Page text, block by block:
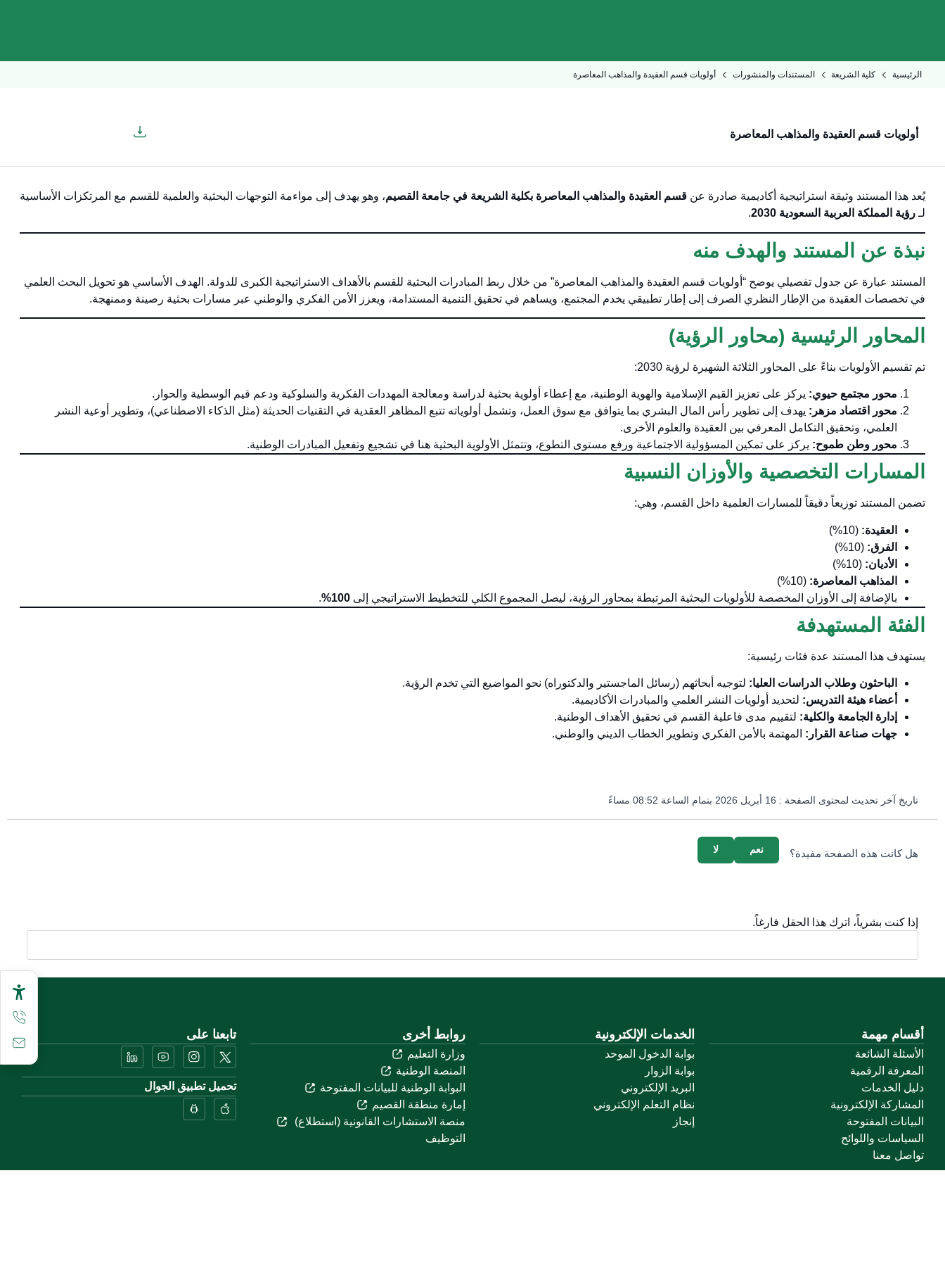
الرئيسية كلية الشريعة المستندات والمنشورات أولويات قسم العقيدة والمذاهب المعاصرة
أولويات قسم العقيدة والمذاهب المعاصرة
يُعد هذا المستند وثيقة استراتيجية أكاديمية صادرة عن قسم العقيدة والمذاهب المعاصرة بكلية الشريعة في جامعة القصيم، وهو يهدف إلى مواءمة التوجهات البحثية والعلمية للقسم مع المرتكزات الأساسية
لـ رؤية المملكة العربية السعودية 2030 .
نبذة عن المستند والهدف منه
المستند عبارة عن جدول تفصيلي يوضح “أولويات قسم العقيدة والمذاهب المعاصرة” من خلال ربط المبادرات البحثية للقسم بالأهداف الاستراتيجية الكبرى للدولة. الهدف الأساسي هو تحويل البحث العلمي
في تخصصات العقيدة من الإطار النظري الصرف إلى إطار تطبيقي يخدم المجتمع، ويساهم في تحقيق التنمية المستدامة، ويعزز الأمن الفكري والوطني عبر مسارات بحثية رصينة وممنهجة.
المحاور الرئيسية (محاور الرؤية)
تم تقسيم الأولويات بناءً على المحاور الثلاثة الشهيرة لرؤية 2030:
محور مجتمع حيوي: يركز على تعزيز القيم الإسلامية والهوية الوطنية، مع إعطاء أولوية بحثية لدراسة ومعالجة المهددات الفكرية والسلوكية ودعم قيم الوسطية والحوار.
محور اقتصاد مزهر: يهدف إلى تطوير رأس المال البشري بما يتوافق مع سوق العمل، وتشمل أولوياته تتبع المظاهر العقدية في التقنيات الحديثة (مثل الذكاء الاصطناعي)، وتطوير أوعية النشر
العلمي، وتحقيق التكامل المعرفي بين العقيدة والعلوم الأخرى.
محور وطن طموح: يركز على تمكين المسؤولية الاجتماعية ورفع مستوى التطوع، وتتمثل الأولوية البحثية هنا في تشجيع وتفعيل المبادرات الوطنية.
المسارات التخصصية والأوزان النسبية
تضمن المستند توزيعاً دقيقاً للمسارات العلمية داخل القسم، وهي:
العقيدة: (10%)
الفرق: (10%)
الأديان: (10%)
المذاهب المعاصرة: (10%)
بالإضافة إلى الأوزان المخصصة للأولويات البحثية المرتبطة بمحاور الرؤية، ليصل المجموع الكلي للتخطيط الاستراتيجي إلى 100%
.
الفئة المستهدفة
يستهدف هذا المستند عدة فئات رئيسية:
الباحثون وطلاب الدراسات العليا: لتوجيه أبحاثهم (رسائل الماجستير والدكتوراه) نحو المواضيع التي تخدم الرؤية.
أعضاء هيئة التدريس: لتحديد أولويات النشر العلمي والمبادرات الأكاديمية.
إدارة الجامعة والكلية: لتقييم مدى فاعلية القسم في تحقيق الأهداف الوطنية.
جهات صناعة القرار: المهتمة بالأمن الفكري وتطوير الخطاب الديني والوطني.
تاريخ آخر تحديث لمحتوى الصفحة : 16 أبريل 2026 بتمام الساعة 08:52 مساءً
هل كانت هذه الصفحة مفيدة؟ لا نعم
إذا كنت بشرياً، اترك هذا الحقل فارغاً.
أقسام مهمة
الأسئلة الشائعة
المعرفة الرقمية
دليل الخدمات
المشاركة الإلكترونية
البيانات المفتوحة
السياسات واللوائح
تواصل معنا
الخدمات الإلكترونية
بوابة الدخول الموحد
بوابة الزوار
البريد الإلكتروني
نظام التعلم الإلكتروني
إنجاز
روابط أخرى
وزارة التعليم
المنصة الوطنية
البوابة الوطنية للبيانات المفتوحة
إمارة منطقة القصيم
منصة الاستشارات القانونية (استطلاع)
التوظيف
تابعنا على
تحميل تطبيق الجوال